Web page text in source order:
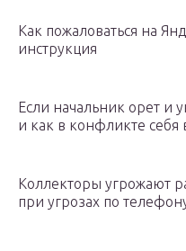
Как пожаловаться на
инструкция
Если начальник орет и
и как в конфликте себя
Коллекторы угрожают
при угрозах по